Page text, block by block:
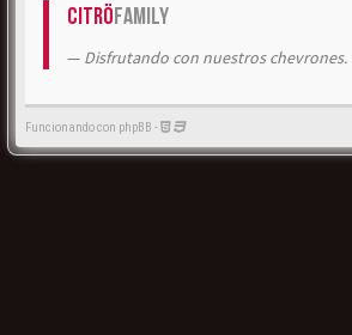
CitröFamily
Disfrutando con nuestros chevrones.
Funcionando con phpBB -